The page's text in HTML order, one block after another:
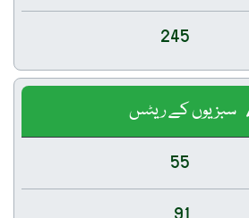
245
سبزیوں کے ریٹس
55